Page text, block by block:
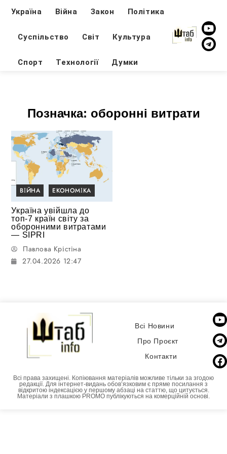
Україна Війна Закон Політика
Суспільство Світ Культура
Спорт Технології Думки
Позначка: оборонні витрати
ВІЙНА ЕКОНОМІКА
Україна увійшла до
топ-7 країн світу за
оборонними витратами
— SIPRI
Павлова Крістіна
27.04.2026 12:47
Всі Новини
Про Проєкт
Контакти
Всі права захищені. Копіювання матеріалів можливе тільки за згодою
редакції. Для інтернет-видань обовʼязковим є пряме посилання з
відкритою індексацією у першому абзаці на статтю, що цитується.
Матеріали з плашкою PROMO публікуються на комерційній основі.